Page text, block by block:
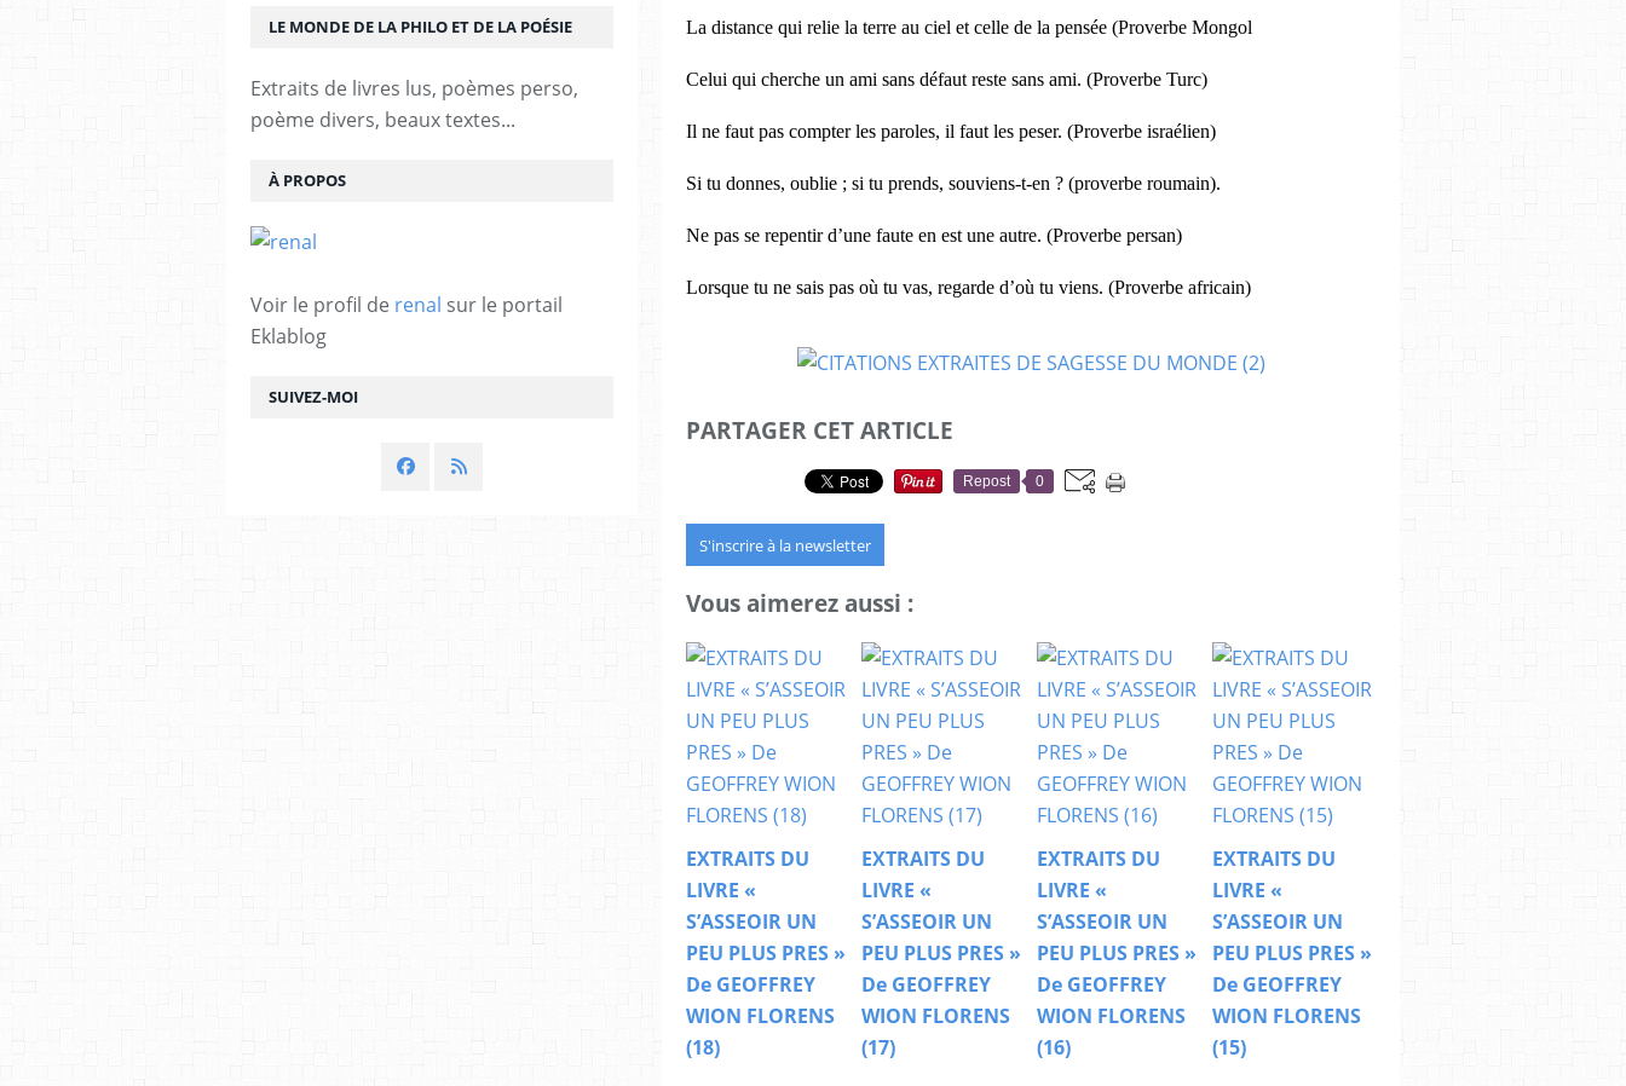
La distance qui relie la terre au ciel et celle de la pensée (Proverbe Mongol
Celui qui cherche un ami sans défaut reste sans ami. (Proverbe Turc)
Il ne faut pas compter les paroles, il faut les peser. (Proverbe israélien)
Si tu donnes, oublie ; si tu prends, souviens-t-en ? (proverbe roumain).
Ne pas se repentir d’une faute en est une autre. (Proverbe persan)
Lorsque tu ne sais pas où tu vas, regarde d’où tu viens. (Proverbe africain)
PARTAGER CET ARTICLE
Repost 0
S'inscrire à la newsletter
Vous aimerez aussi :
EXTRAITS DU
LIVRE «
S’ASSEOIR UN
PEU PLUS PRES »
De GEOFFREY
WION FLORENS
(18)
EXTRAITS DU
LIVRE «
S’ASSEOIR UN
PEU PLUS PRES »
De GEOFFREY
WION FLORENS
(17)
EXTRAITS DU
LIVRE «
S’ASSEOIR UN
PEU PLUS PRES »
De GEOFFREY
WION FLORENS
(16)
EXTRAITS DU
LIVRE «
S’ASSEOIR UN
PEU PLUS PRES »
De GEOFFREY
WION FLORENS
(15)
SUIVEZ-MOI
LE MONDE DE LA PHILO ET DE LA POÉSIE
Extraits de livres lus, poèmes perso,
poème divers, beaux textes...
À PROPOS
Voir le profil de renal sur le portail
Eklablog